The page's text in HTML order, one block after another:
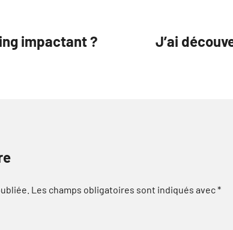
impactant ? J’ai
Les champs obligatoires sont indiqués avec*